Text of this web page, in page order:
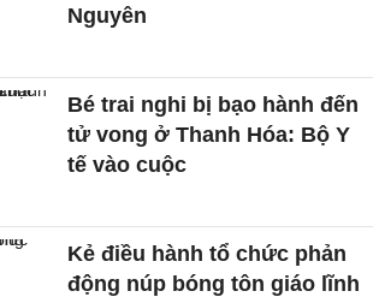
Nguyên
Bé trai nghi bị bạo hành đến
tử vong ở Thanh Hóa: Bộ Y
tế vào cuộc
Kẻ điều hành tổ chức phản
động núp bóng tôn giáo lĩnh